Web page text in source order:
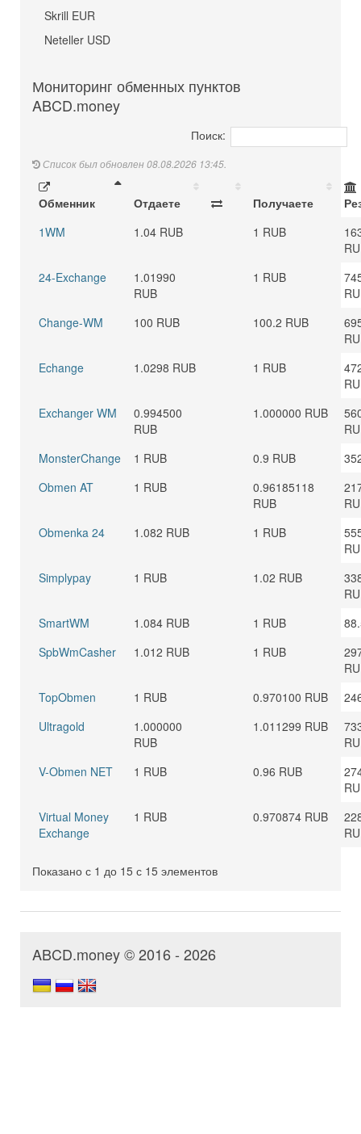
Skrill EUR
Neteller USD
Мониторинг обменных пунктов
ABCD.money
Поиск:
Список был обновлен 08.08.2026 13:45.
Обменник Отдаете Получаете
1WM
1.04 RUB 1 RUB
24-Exchange
1.01990
RUB
1 RUB
Change-WM
100 RUB 100.2 RUB
Echange
1.0298 RUB 1 RUB
Exchanger WM
0.994500
RUB
1.000000 RUB
MonsterChange
1 RUB 0.9 RUB
Obmen AT
1 RUB
0.96185118
RUB
Obmenka 24
1.082 RUB 1 RUB
Simplypay
1 RUB 1.02 RUB
SmartWM
1.084 RUB 1 RUB
SpbWmCasher
1.012 RUB 1 RUB
TopObmen
1 RUB 0.970100 RUB
Ultragold
1.000000
RUB
1.011299 RUB
V-Obmen NET
1 RUB 0.96 RUB
Virtual Money
Exchange
1 RUB 0.970874 RUB
Показано с 1 до 15 с 15 элементов
ABCD.money © 2016 - 2026